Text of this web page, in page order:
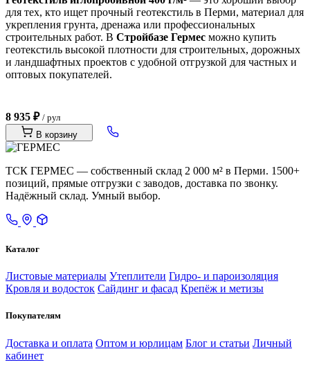
для тех, кто ищет прочный геотекстиль в Перми, материал для
укрепления грунта, дренажа или профессиональных
строительных работ. В Стройбазе Гермес можно купить
геотекстиль высокой плотности для строительных, дорожных
и ландшафтных проектов с удобной отгрузкой для частных и
оптовых покупателей.
8 935 ₽ / рул
В корзину
ТСК ГЕРМЕС — собственный склад 2 000 м² в Перми. 1500+
позиций, прямые отгрузки с заводов, доставка по звонку.
Надёжный склад. Умный выбор.
Каталог
Листовые материалы Утеплители Гидро- и пароизоляция
Кровля и водосток Сайдинг и фасад Крепёж и метизы
Покупателям
Доставка и оплата Оптом и юрлицам Блог и статьи Личный
кабинет